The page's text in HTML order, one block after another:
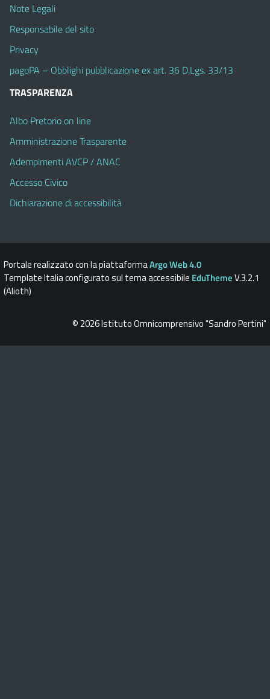
Note Legali
Responsabile del sito
Privacy
pagoPA – Obblighi pubblicazione ex art. 36 D.Lgs. 33/13
TRASPARENZA
Albo Pretorio on line
Amministrazione Trasparente
Adempimenti AVCP / ANAC
Accesso Civico
Dichiarazione di accessibilità
Portale realizzato con la piattaformaArgo Web 4.0
Template Italia configurato sul tema accessibile EduThemeV.3.2.1
(Alioth)
© 2026 Istituto Omnicomprensivo "Sandro Pertini"